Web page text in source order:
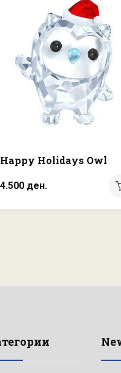
Happy Holidays Owl
4.500 ден.